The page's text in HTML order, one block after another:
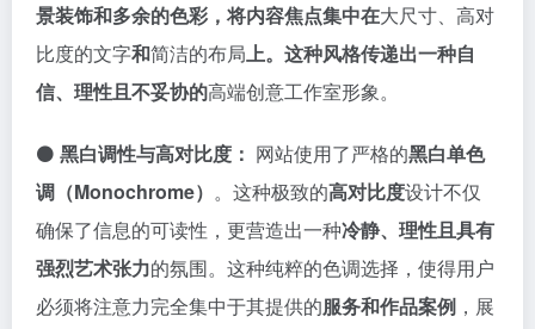
景装饰和多余的色彩，将内容焦点集中在大尺寸、高对
比度的文字和简洁的布局上。这种风格传递出一种自
信、理性且不妥协的高端创意工作室形象。
⚫ 黑白调性与高对比度： 网站使用了严格的黑白单色
调（Monochrome） 。这种极致的高对比度设计不仅
确保了信息的可读性，更营造出一种冷静、理性且具有
强烈艺术张力的氛围。这种纯粹的色调选择，使得用户
必须将注意力完全集中于其提供的服务和作品案例 ，展